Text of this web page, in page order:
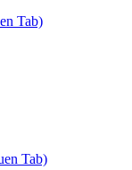
Tab)
Tab)